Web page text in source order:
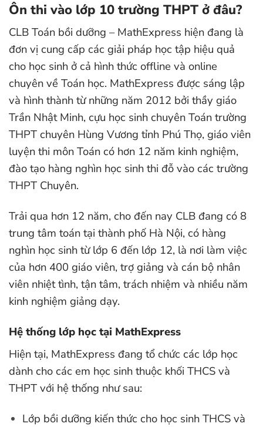
Ôn thi vào lớp 10 trường THPT ở đâu?
CLB Toán bồi dưỡng – MathExpress hiện đang là
đơn vị cung cấp các giải pháp học tập hiệu quả
cho học sinh ở cả hình thức offline và online
chuyên về Toán học. MathExpress được sáng lập
và hình thành từ những năm 2012 bởi thầy giáo
Trần Nhật Minh, cựu học sinh chuyên Toán trường
THPT chuyên Hùng Vương tỉnh Phú Thọ, giáo viên
luyện thi môn Toán có hơn 12 năm kinh nghiệm,
đào tạo hàng nghìn học sinh thi đỗ vào các trường
THPT Chuyên.
Trải qua hơn 12 năm, cho đến nay CLB đang có 8
trung tâm toán tại thành phố Hà Nội, có hàng
nghìn học sinh từ lớp 6 đến lớp 12, là nơi làm việc
của hơn 400 giáo viên, trợ giảng và cán bộ nhân
viên nhiệt tình, tận tâm, trách nhiệm và nhiều năm
kinh nghiệm giảng dạy.
Hệ thống lớp học tại MathExpress
Hiện tại, MathExpress đang tổ chức các lớp học
dành cho các em học sinh thuộc khối THCS và
THPT với hệ thống như sau:
Lớp bồi dưỡng kiến thức cho học sinh THCS và